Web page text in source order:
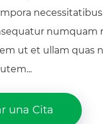
numquam
ut et ullam quas
una Cita